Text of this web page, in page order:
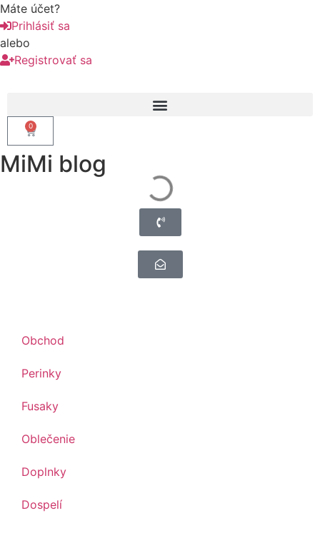
Máte účet?
Prihlásiť sa
alebo
Registrovať sa
0
MiMi blog
Obchod
Perinky
Fusaky
Oblečenie
Doplnky
Dospelí